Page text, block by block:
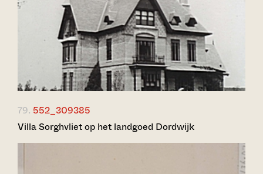
79. 552_309385
Villa Sorghvliet op het landgoed Dordwijk